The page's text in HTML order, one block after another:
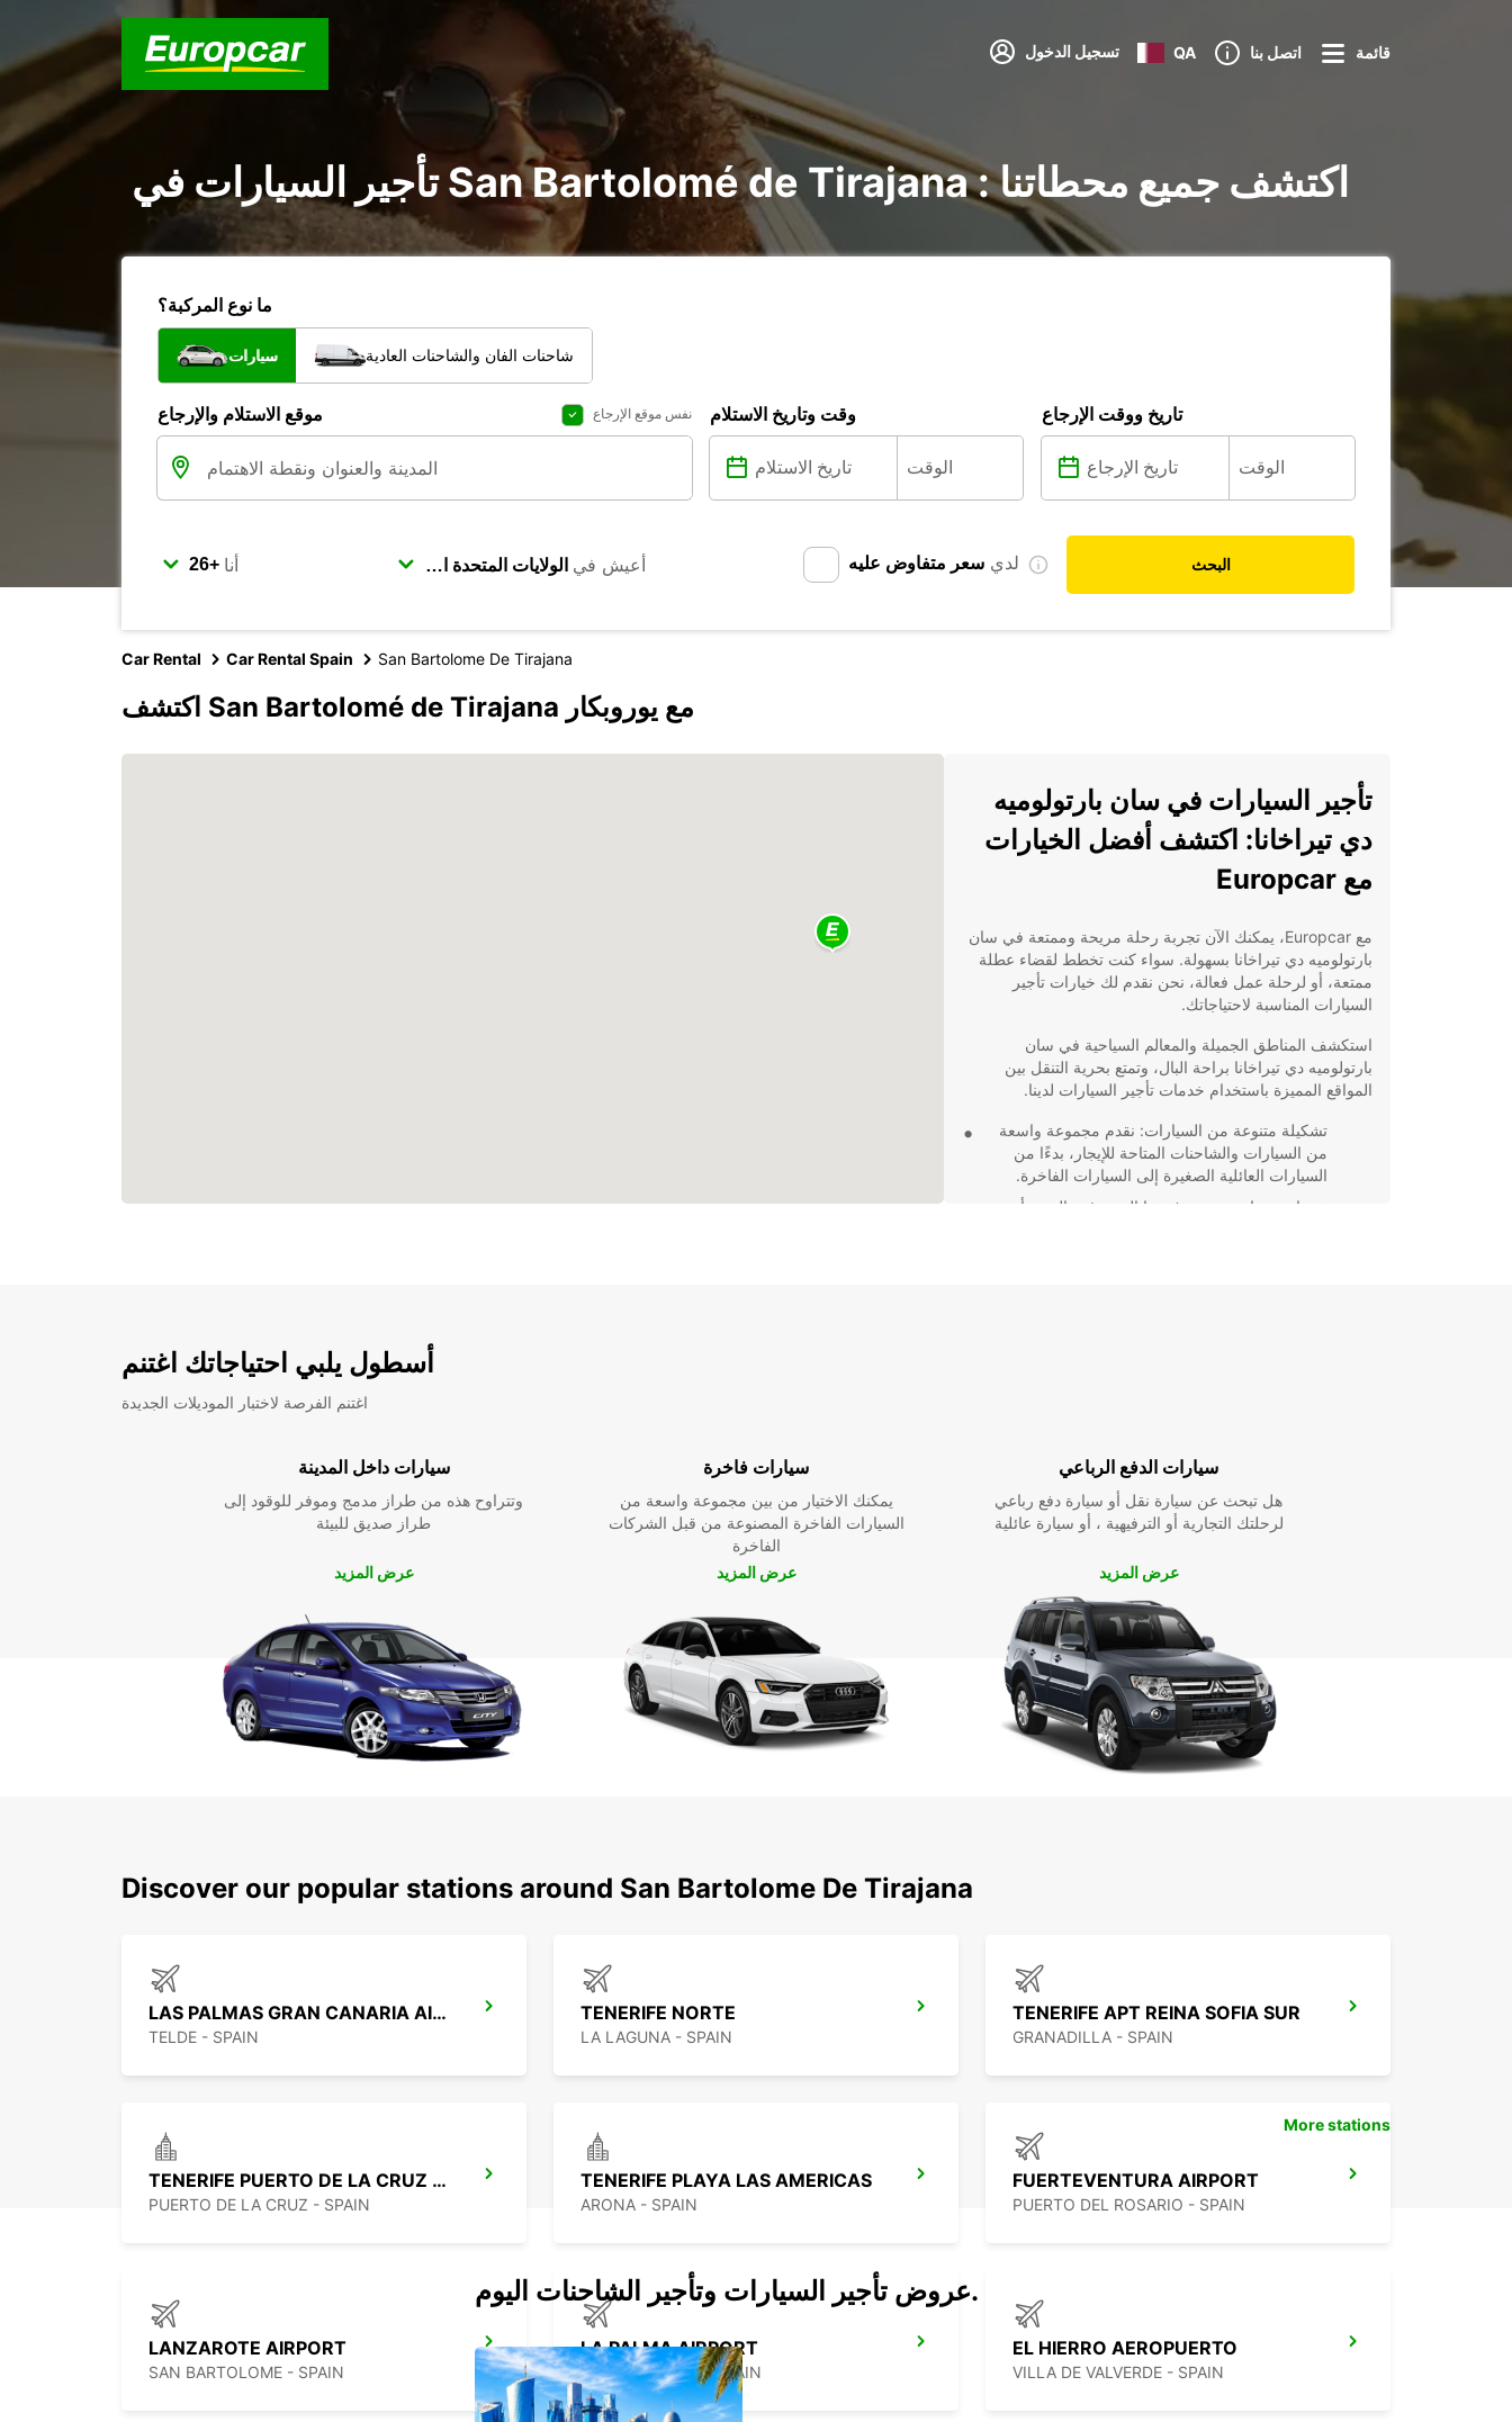
تسجيل الدخول QA اتصل بنا قائمة
تأجير السيارات في San Bartolomé de Tirajana : اكتشف جميع محطاتنا
ما نوع المركبة؟
سيارات شاحنات الفان والشاحنات العادية
موقع الاستلام والإرجاع نفس موقع الإرجاع وقت وتاريخ الاستلام تاريخ ووقت الإرجاع
أنا أعيش في لدي سعر متفاوض عليه البحث
Car Rental Car Rental Spain San Bartolome De Tirajana
اكتشف San Bartolomé de Tirajana مع يوروبكار
تأجير السيارات في سان بارتولوميه
دي تيراخانا: اكتشف أفضل الخيارات
مع Europcar
مع Europcar، يمكنك الآن تجربة رحلة مريحة وممتعة في سان
بارتولوميه دي تيراخانا بسهولة. سواء كنت تخطط لقضاء عطلة
ممتعة، أو لرحلة عمل فعالة، نحن نقدم لك خيارات تأجير
السيارات المناسبة لاحتياجاتك.
استكشف المناطق الجميلة والمعالم السياحية في سان
بارتولوميه دي تيراخانا براحة البال، وتمتع بحرية التنقل بين
المواقع المميزة باستخدام خدمات تأجير السيارات لدينا.
تشكيلة متنوعة من السيارات: نقدم مجموعة واسعة
من السيارات والشاحنات المتاحة للإيجار، بدءًا من
السيارات العائلية الصغيرة إلى السيارات الفاخرة.
خدمات ممتازة: يضمن فريقنا المحترف والودود أن
أسطول يلبي احتياجاتك اغتنم
اغتنم الفرصة لاختبار الموديلات الجديدة
سيارات داخل المدينة
وتتراوح هذه من طراز مدمج وموفر للوقود إلى
طراز صديق للبيئة
عرض المزيد
سيارات فاخرة
يمكنك الاختيار من بين مجموعة واسعة من
السيارات الفاخرة المصنوعة من قبل الشركات
الفاخرة
عرض المزيد
سيارات الدفع الرباعي
هل تبحث عن سيارة نقل أو سيارة دفع رباعي
لرحلتك التجارية أو الترفيهية ، أو سيارة عائلية
عرض المزيد
Discover our popular stations around San Bartolome De Tirajana
LAS PALMAS GRAN CANARIA AIRPORT
TELDE - SPAIN
TENERIFE NORTE
LA LAGUNA - SPAIN
TENERIFE APT REINA SOFIA SUR
GRANADILLA - SPAIN
TENERIFE PUERTO DE LA CRUZ LA PAZ
PUERTO DE LA CRUZ - SPAIN
TENERIFE PLAYA LAS AMERICAS
ARONA - SPAIN
FUERTEVENTURA AIRPORT
PUERTO DEL ROSARIO - SPAIN
LANZAROTE AIRPORT
SAN BARTOLOME - SPAIN
LA PALMA AIRPORT
VILLA DE MAZO - SPAIN
EL HIERRO AEROPUERTO
VILLA DE VALVERDE - SPAIN
More stations
عروض تأجير السيارات وتأجير الشاحنات اليوم.